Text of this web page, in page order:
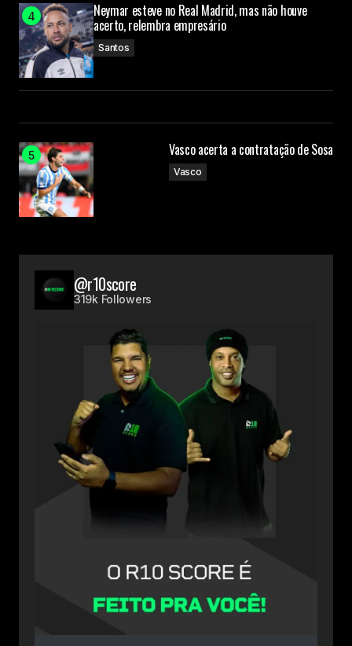
Neymar esteve no Real Madrid, mas não houve
acerto, relembra empresário
Santos
Vasco acerta a contratação de Sosa
Vasco
@r10score
319k Followers